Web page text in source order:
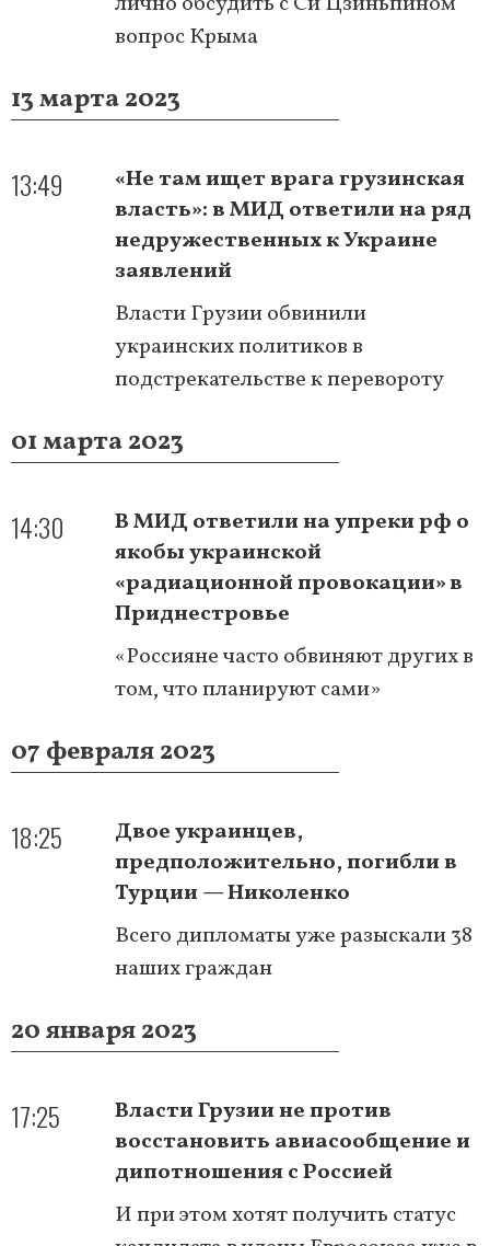
вопрос Крыма
13 марта 2023
13:49
«Не там ищет врага грузинская
власть»: в МИД ответили на ряд
недружественных к Украине
заявлений
Власти Грузии обвинили
украинских политиков в
подстрекательстве к перевороту
01 марта 2023
14:30
В МИД ответили на упреки рф о
якобы украинской
«радиационной провокации» в
Приднестровье
«Россияне часто обвиняют других в
том, что планируют сами»
07 февраля 2023
18:25
Двое украинцев,
предположительно, погибли в
Турции — Николенко
Всего дипломаты уже разыскали 38
наших граждан
20 января 2023
17:25
Власти Грузии не против
восстановить авиасообщение и
дипотношения с Россией
И при этом хотят получить статус